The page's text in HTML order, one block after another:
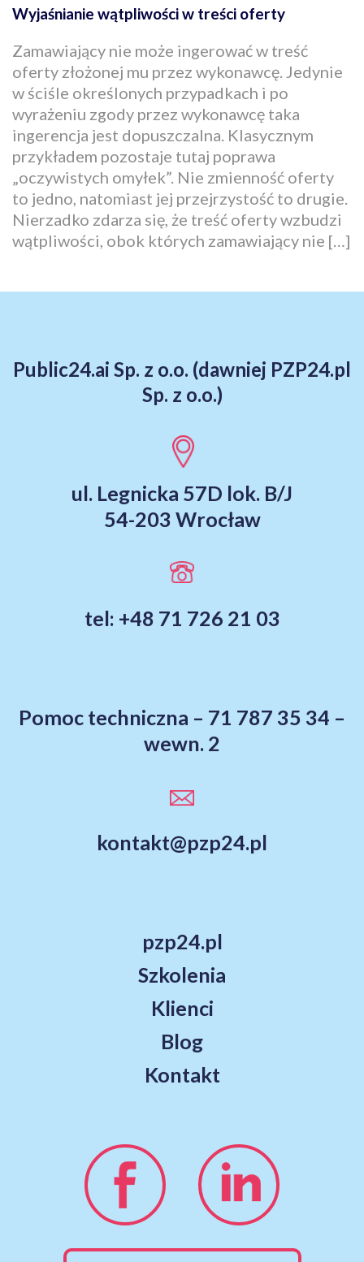
Wyjaśnianie wątpliwości w treści oferty
Zamawiający nie może ingerować w treść
oferty złożonej mu przez wykonawcę. Jedynie
w ściśle określonych przypadkach i po
wyrażeniu zgody przez wykonawcę taka
ingerencja jest dopuszczalna. Klasycznym
przykładem pozostaje tutaj poprawa
„oczywistych omyłek”. Nie zmienność oferty
to jedno, natomiast jej przejrzystość to drugie.
Nierzadko zdarza się, że treść oferty wzbudzi
wątpliwości, obok których zamawiający nie […]
Public24.ai Sp. z o.o. (dawniej PZP24.pl
Sp. z o.o.)
ul. Legnicka 57D lok. B/J
54-203 Wrocław
tel: +48 71 726 21 03
Pomoc techniczna – 71 787 35 34 –
wewn. 2
kontakt@pzp24.pl
pzp24.pl
Szkolenia
Klienci
Blog
Kontakt